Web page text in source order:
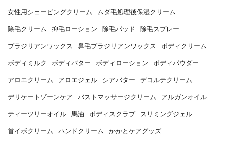
女性用シェービングクリーム ムダ毛処理後保湿クリーム
除毛クリーム 抑毛ローション 除毛パッド 除毛スプレー
ブラジリアンワックス 鼻毛ブラジリアンワックス ボディクリーム
ボディミルク ボディバター ボディローション ボディパウダー
アロエクリーム アロエジェル シアバター デコルテクリーム
デリケートゾーンケア バストマッサージクリーム アルガンオイル
ティーツリーオイル 馬油 ボディスクラブ スリミングジェル
首イボクリーム ハンドクリーム かかとケアグッズ